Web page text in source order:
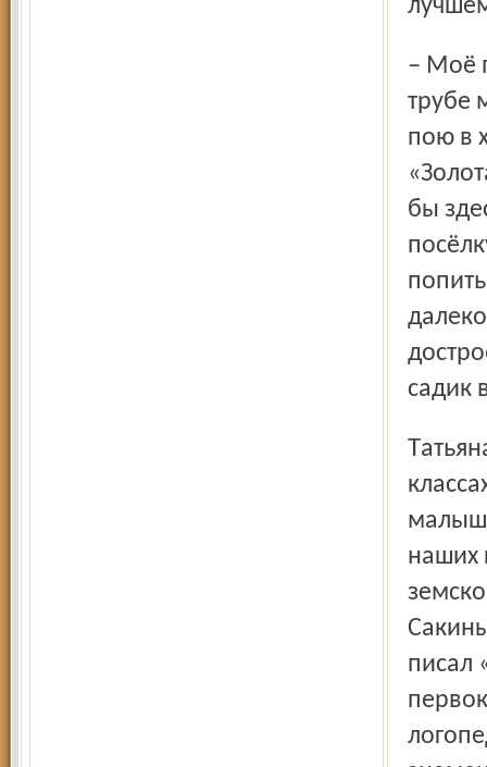
– Моё поколение выросло в клубе, там на досуге играл на
трубе
пою в
бы
садик
Татьяна Геннадьевна спешит в школу, там в младших
наших
писал